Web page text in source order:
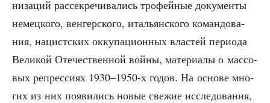
ни­за­ций рас­сек­ре­чи­ва­лись тро­фей­ные доку­мен­ты
немец­ко­го, вен­гер­ско­го, ита­льян­ско­го коман­до­ва­
ния, нацист­ских окку­па­ци­он­ных вла­стей пери­о­да
Вели­кой Оте­че­ствен­ной вой­ны, мате­ри­а­лы о мас­со­
вых репрес­си­ях 1930–1950‑х годов. На осно­ве мно­
гих из них появи­лись новые све­жие иссле­до­ва­ния,